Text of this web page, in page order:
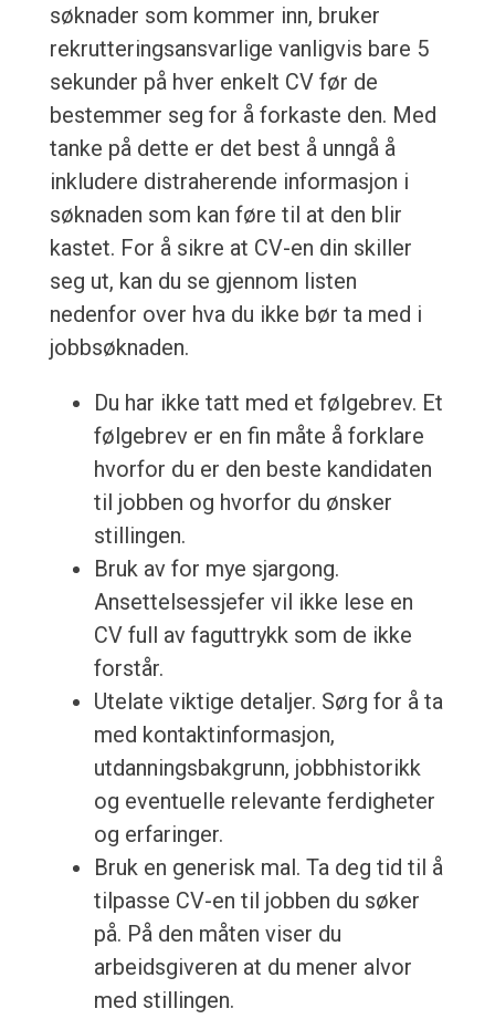
søknader som kommer inn, bruker
rekrutteringsansvarlige vanligvis bare 5
sekunder på hver enkelt CV før de
bestemmer seg for å forkaste den. Med
tanke på dette er det best å unngå å
inkludere distraherende informasjon i
søknaden som kan føre til at den blir
kastet. For å sikre at CV-en din skiller
seg ut, kan du se gjennom listen
nedenfor over hva du ikke bør ta med i
jobbsøknaden.
Du har ikke tatt med et følgebrev. Et
følgebrev er en fin måte å forklare
hvorfor du er den beste kandidaten
til jobben og hvorfor du ønsker
stillingen.
Bruk av for mye sjargong.
Ansettelsessjefer vil ikke lese en
CV full av faguttrykk som de ikke
forstår.
Utelate viktige detaljer. Sørg for å ta
med kontaktinformasjon,
utdanningsbakgrunn, jobbhistorikk
og eventuelle relevante ferdigheter
og erfaringer.
Bruk en generisk mal. Ta deg tid til å
tilpasse CV-en til jobben du søker
på. På den måten viser du
arbeidsgiveren at du mener alvor
med stillingen.